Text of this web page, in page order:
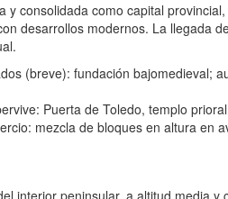
y consolidada como capital
desarrollos modernos. La llegada
(breve): fundación bajomedieval;
Puerta de Toledo, templo
mezcla de bloques en altura en
interior peninsular, a altitud media